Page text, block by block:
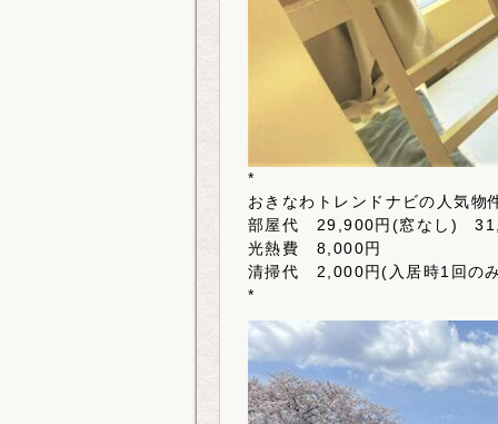
*
おきなわトレンドナビの人気物
部屋代 29,900円(窓なし)
光熱費 8,000円
清掃代 2,000円(入居時1回の
*